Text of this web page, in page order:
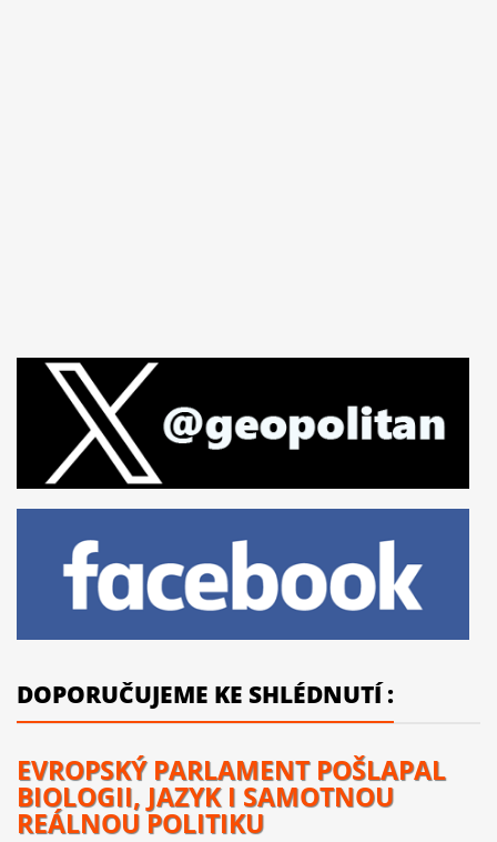
DOPORUČUJEME KE SHLÉDNUTÍ :
EVROPSKÝ PARLAMENT POŠLAPAL
BIOLOGII, JAZYK I SAMOTNOU
REÁLNOU POLITIKU